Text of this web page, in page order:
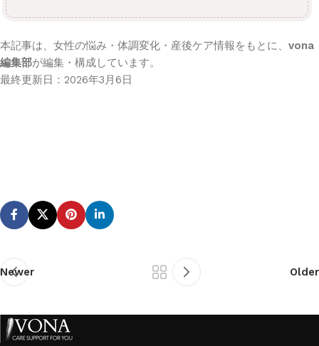
本記事は、女性の悩み・体調変化・産後ケア情報をもとに、 vona
編集部が編集・構成しています。
最終更新日： 2026年3月6日
Newer Older